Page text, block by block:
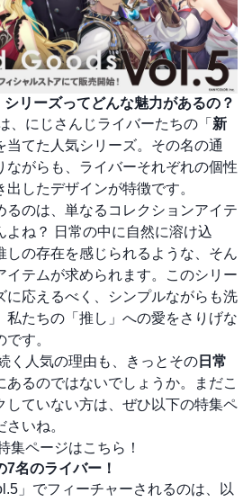
リーズってどんな魅力があるの？
、にじさんじライバーたちの「 新
当てた人気シリーズ。その名の通
ながらも、ライバーそれぞれの個性
したデザインが特徴です。
るのは、単なるコレクションアイテ
よね？ 日常の中に自然に溶け込
しの存在を感じられるような、そん
イテムが求められます。このシリー
に応えるべく、シンプルながらも洗
私たちの「推し」への愛をさりげな
す。
く人気の理由も、きっとその 日常
あるのではないでしょうか。まだこ
していない方は、ぜひ以下の特集ペ
いね。
集ページはこちら！
名のライバー！
」でフィーチャーされるのは、以